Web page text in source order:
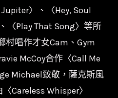
〉、〈Hey, Soul
〈Play That Song〉等所
村唱作才女Cam、Gym
McCoy合作〈Call Me
Michael致敬，薩克斯風
Careless Whisper〉